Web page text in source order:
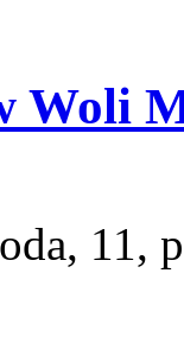
Woli
11,